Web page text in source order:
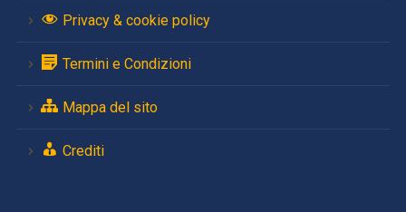
Privacy & cookie policy
Termini e Condizioni
Mappa del sito
Crediti